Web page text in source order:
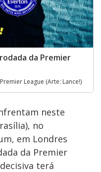
da Premier
League (Arte: Lance!)
neste
no
em Londres
da Premier
terá